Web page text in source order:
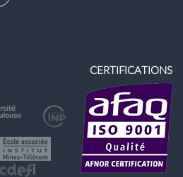
CERTIFICATIONS